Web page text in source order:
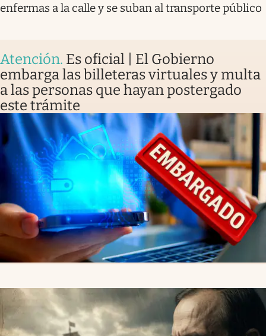
enfermas a la calle y se suban al transporte público
Atención. Es oficial | El Gobierno
embarga las billeteras virtuales y multa
a las personas que hayan postergado
este trámite